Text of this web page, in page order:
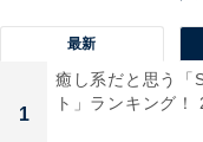
ている」（20代女性
象に残りやすい」
まりました。
最新
1
癒し系だと思う「
ト」ランキング！